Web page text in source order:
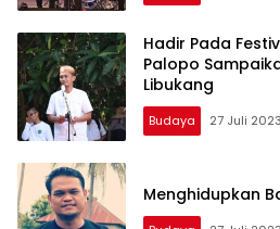
Hadir Pada
Palopo
Libukang
Budaya 27 Juli 2023
Menghidupkan